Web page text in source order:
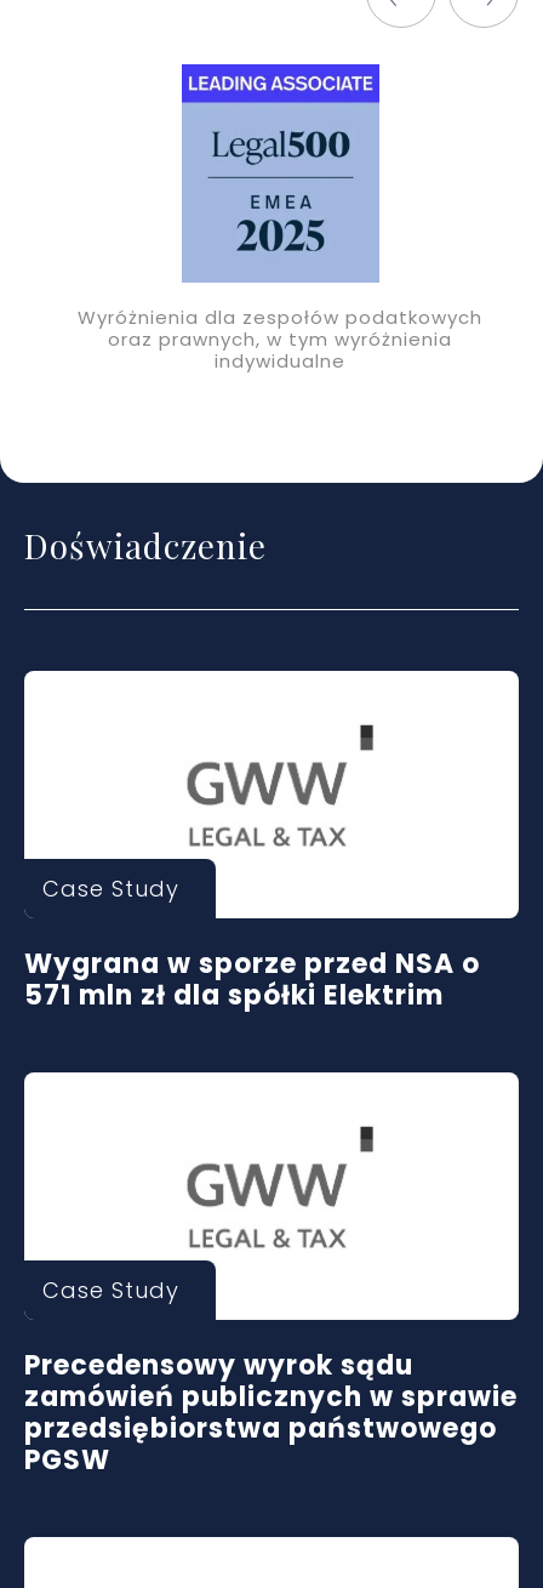
Wyróżnienia dla zespołów podatkowych
oraz prawnych, w tym wyróżnienia
indywidualne
Doświadczenie
Case Study
Wygrana w sporze przed NSA o
571 mln zł dla spółki Elektrim
Case Study
Precedensowy wyrok sądu
zamówień publicznych w sprawie
przedsiębiorstwa państwowego
PGSW